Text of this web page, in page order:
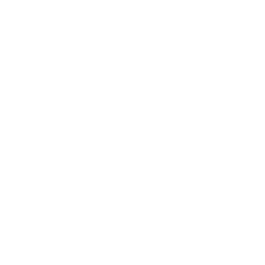
présentiel en M2, et autant de travail
généraux transverses
en M2), préférentiellement effectué en